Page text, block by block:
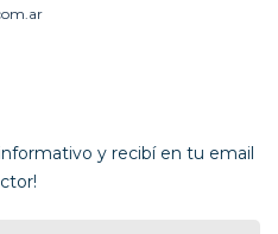
y recibí en tu email